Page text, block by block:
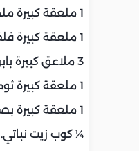
1 ملعقة كبيرة ملح.
1 ملعقة كبيرة فلفل أسود.
3 ملاعق كبيرة بابريكا.
1 ملعقة كبيرة ثوم مفروم.
1 ملعقة كبيرة بصل بودرة.
¼ كوب زيت نباتي.